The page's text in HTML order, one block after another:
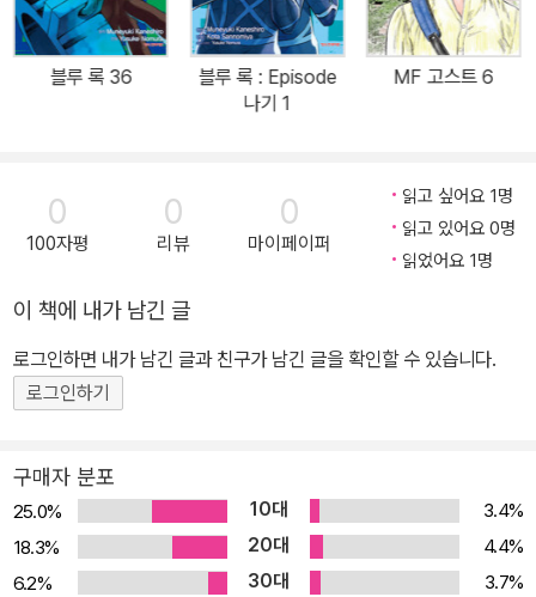
블루 록 36
블루 록 : Episode
나기 1
MF 고스트 6
0
100자평
0
리뷰
0
마이페이퍼
읽고 싶어요 1명
읽고 있어요 0명
읽었어요 1명
이 책에 내가 남긴 글
로그인하면 내가 남긴 글과 친구가 남긴 글을 확인할 수 있습니다.
로그인하기
구매자 분포
25.0% 10대
3.4%
18.3%
20대
4.4%
6.2%
30대
3.7%